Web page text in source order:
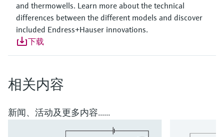
and thermowells. Learn more about the technical
differences between the different models and discover
included Endress+Hauser innovations.
下载
相关内容
新闻、活动及更多内容......